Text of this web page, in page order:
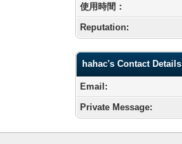
使用時間：
Reputation:
hahac's Contact Details
Email:
Private Message: